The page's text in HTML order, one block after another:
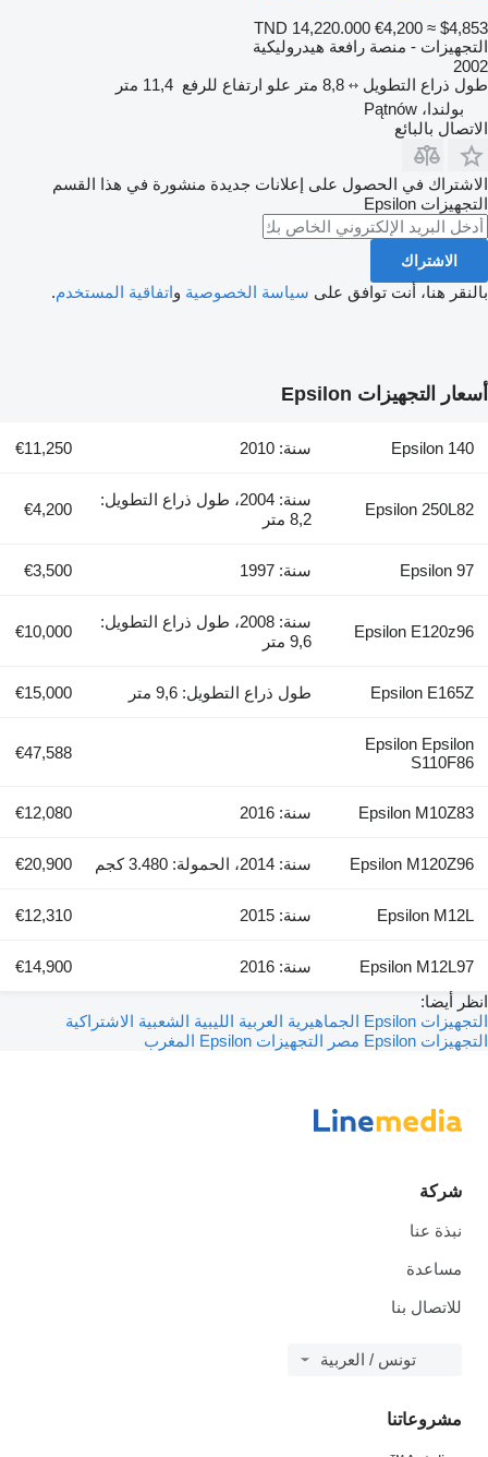
TND 14,220.000 €4,200 ≈ $4,853
التجهيزات - منصة رافعة هيدروليكية
2002
طول ذراع التطويل
8,8 متر علو ارتفاع للرفع 11,4 متر
بولندا، Pątnów
الاتصال بالبائع
الاشتراك في الحصول على إعلانات جديدة منشورة في هذا القسم
التجهيزات Epsilon
الاشتراك
بالنقر هنا، أنت توافق على سياسة الخصوصية واتفاقية المستخدم.
أسعار التجهيزات Epsilon
Epsilon 140 سنة: 2010 €11,250
Epsilon 250L82
سنة: 2004، طول ذراع التطويل:
8,2 متر
€4,200
Epsilon 97 سنة: 1997 €3,500
Epsilon E120z96
سنة: 2008، طول ذراع التطويل:
9,6 متر
€10,000
Epsilon E165Z طول ذراع التطويل: 9,6 متر €15,000
Epsilon Epsilon
S110F86
€47,588
Epsilon M10Z83 سنة: 2016 €12,080
Epsilon M120Z96 سنة: 2014، الحمولة: 3.480 كجم €20,900
Epsilon M12L سنة: 2015 €12,310
Epsilon M12L97 سنة: 2016
€14,900
انظر أيضا:
التجهيزات Epsilon الجماهيرية العربية الليبية الشعبية الاشتراكية
التجهيزات Epsilon مصر
التجهيزات Epsilon المغرب
شركة
نبذة عنا
مساعدة
للاتصال بنا
تونس / العربية
مشروعاتنا